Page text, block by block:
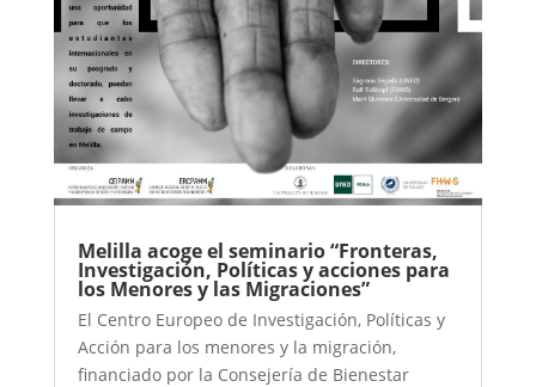
Melilla acoge el seminario “Fronteras,
Investigación, Políticas y acciones para
los Menores y las Migraciones”
El Centro Europeo de Investigación, Políticas y
Acción para los menores y la migración,
financiado por la Consejería de Bienestar